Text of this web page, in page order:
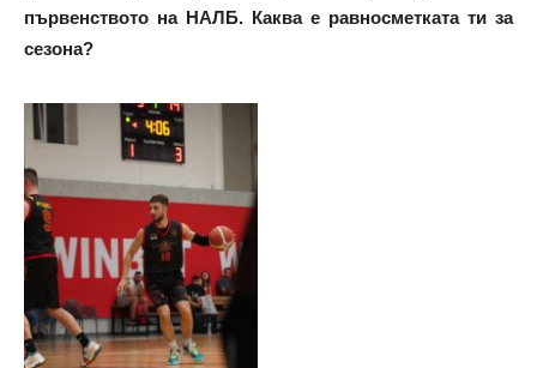
първенството на НАЛБ. Каква е равносметката ти за
сезона?